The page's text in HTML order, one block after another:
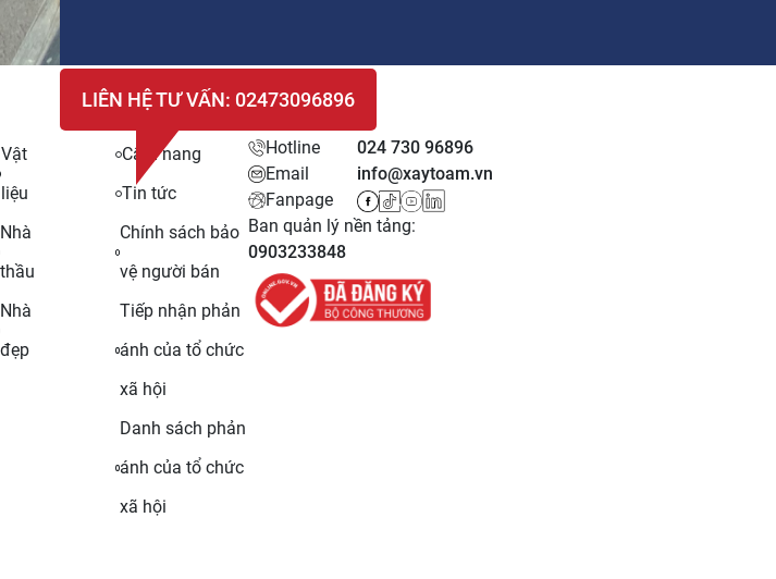
LIÊN HỆ TƯ VẤN: 02473096896
Vật
liệu
Nhà
thầu
Nhà
đẹp
Cẩm nang
Tin tức
Chính sách bảo
vệ người bán
Tiếp nhận phản
ánh của tổ chức
xã hội
Danh sách phản
ánh của tổ chức
xã hội
Hotline
024 730 96896
Email
info@xaytoam.vn
Fanpage
Ban quản lý nền tảng:
0903233848